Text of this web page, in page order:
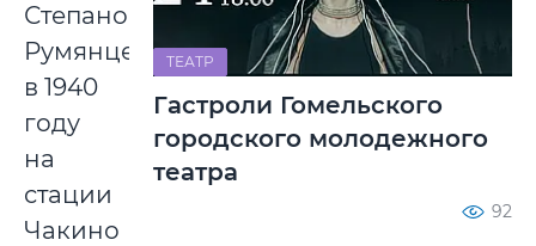
Степанович
Румянцев
в 1940
году
на
стации
Чакино
ТЕАТР
Гастроли Гомельского
городского молодежного
театра
92